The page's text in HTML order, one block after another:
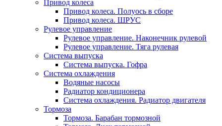
Привод колеса
Привод колеса. Полуось в сборе
Привод колеса. ШРУС
Рулевое управление
Рулевое управление. Наконечник рулевой
Рулевое управление. Тяга рулевая
Система выпуска
Система выпуска. Гофра
Система охлаждения
Водяные насосы
Радиатор кондиционера
Система охлаждения. Радиатор двигателя
Тормоза
Тормоза. Барабан тормозной